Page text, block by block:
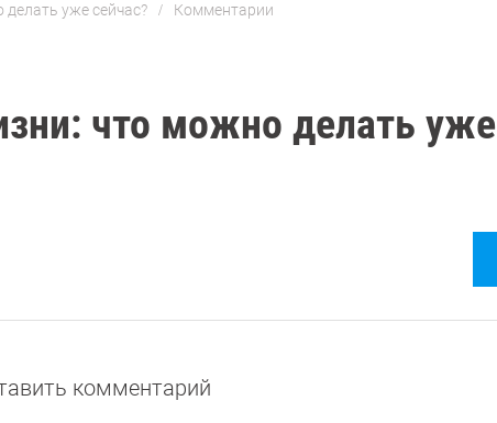
уже сейчас? Комментарии
что можно делать уже
комментарий